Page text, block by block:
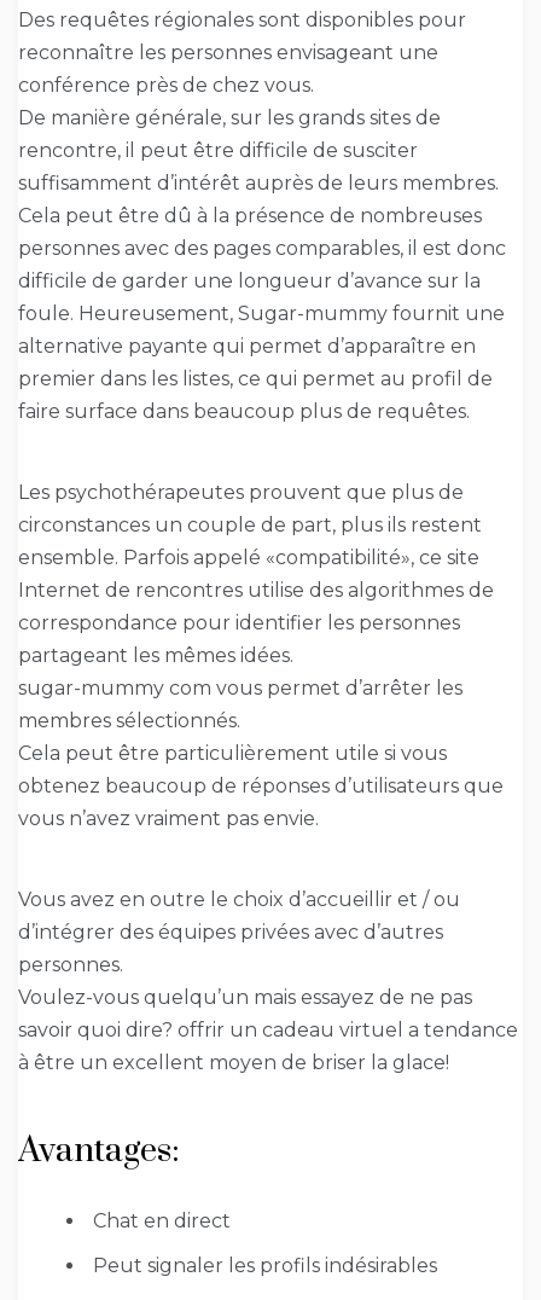
Des requêtes régionales sont disponibles pour
reconnaître les personnes envisageant une
conférence près de chez vous.
De manière générale, sur les grands sites de
rencontre, il peut être difficile de susciter
suffisamment d’intérêt auprès de leurs membres.
Cela peut être dû à la présence de nombreuses
personnes avec des pages comparables, il est donc
difficile de garder une longueur d’avance sur la
foule. Heureusement, Sugar-mummy fournit une
alternative payante qui permet d’apparaître en
premier dans les listes, ce qui permet au profil de
faire surface dans beaucoup plus de requêtes.
Les psychothérapeutes prouvent que plus de
circonstances un couple de part, plus ils restent
ensemble. Parfois appelé «compatibilité», ce site
Internet de rencontres utilise des algorithmes de
correspondance pour identifier les personnes
partageant les mêmes idées.
sugar-mummy com vous permet d’arrêter les
membres sélectionnés.
Cela peut être particulièrement utile si vous
obtenez beaucoup de réponses d’utilisateurs que
vous n’avez vraiment pas envie.
Vous avez en outre le choix d’accueillir et / ou
d’intégrer des équipes privées avec d’autres
personnes.
Voulez-vous quelqu’un mais essayez de ne pas
savoir quoi dire? offrir un cadeau virtuel a tendance
à être un excellent moyen de briser la glace!
Avantages:
Chat en direct
Peut signaler les profils indésirables